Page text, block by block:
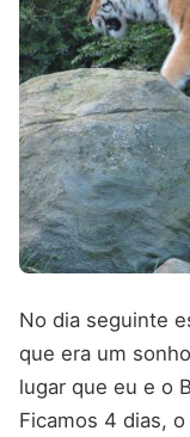
No dia seguinte
que era um
lugar que eu e o
Ficamos 4 dias,